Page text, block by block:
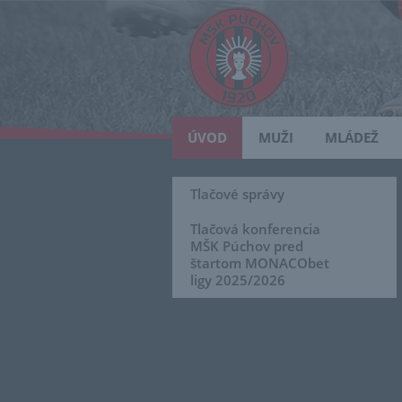
ÚVOD MUŽI MLÁDEŽ
Tlačové správy
Tlačová konferencia
MŠK Púchov pred
štartom MONACObet
ligy 2025/2026